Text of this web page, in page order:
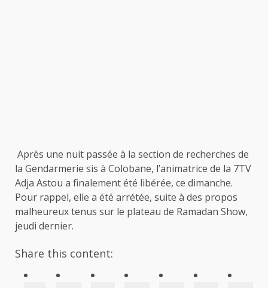
Après une nuit passée à la section de recherches de
la Gendarmerie sis à Colobane, l’animatrice de la 7TV
Adja Astou a finalement été libérée, ce dimanche.
Pour rappel, elle a été arrétée, suite à des propos
malheureux tenus sur le plateau de Ramadan Show,
jeudi dernier.
Share this content: